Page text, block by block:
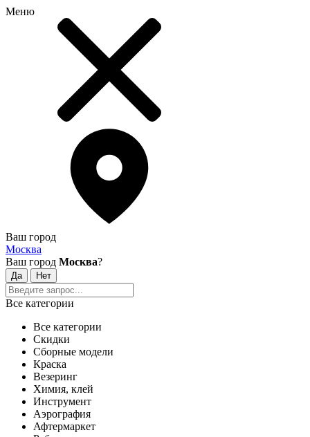
Меню
Ваш город
Москва
Ваш город Москва?
Все категории
Все категории
Скидки
Сборные модели
Краска
Везеринг
Химия, клей
Инструмент
Аэрография
Афтермаркет